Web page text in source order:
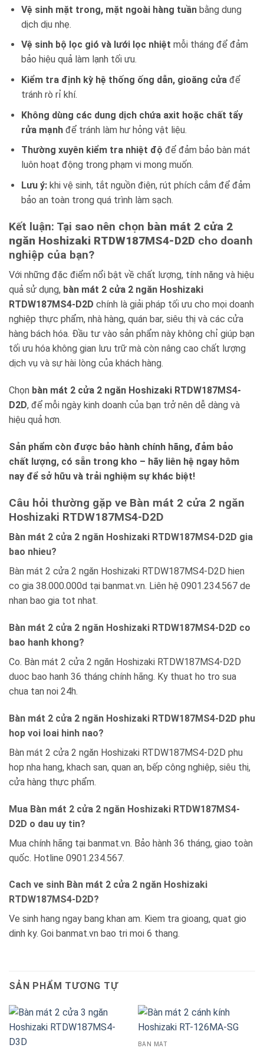
Vệ sinh mặt trong, mặt ngoài hàng tuầnbằng dung
dịch dịu nhẹ.
Vệ sinh bộ lọc gió và lưới lọc nhiệt mỗi tháng để đảm
bảo hiệu quả làm lạnh tối ưu.
Kiểm tra định kỳ hệ thống ống dẫn, gioăng cửađể
tránh rò rỉ khí.
Không dùng các dung dịch chứa axit hoặc chất tẩy
rửa mạnhđể tránh làm hư hỏng vật liệu.
Thường xuyên kiểm tra nhiệt độ để đảm bảo bàn mát
luôn hoạt động trong phạm vi mong muốn.
Lưu ý:khi vệ sinh, tắt nguồn điện, rút phích cắm để đảm
bảo an toàn trong quá trình làm sạch.
Kết luận: Tại sao nên chọn bàn mát 2 cửa 2
ngăn Hoshizaki RTDW187MS4-D2D cho doanh
nghiệp của bạn?
Với những đặc điểm nổi bật về chất lượng, tính năng và hiệu
quả sử dụng, bàn mát 2 cửa 2 ngăn Hoshizaki
RTDW187MS4-D2D chính là giải pháp tối ưu cho mọi doanh
nghiệp thực phẩm, nhà hàng, quán bar, siêu thị và các cửa
hàng bách hóa. Đầu tư vào sản phẩm này không chỉ giúp bạn
tối ưu hóa không gian lưu trữ mà còn nâng cao chất lượng
dịch vụ và sự hài lòng của khách hàng.
Chọn bàn mát 2 cửa 2 ngăn Hoshizaki RTDW187MS4-
D2D, để mỗi ngày kinh doanh của bạn trở nên dễ dàng và
hiệu quả hơn.
Sản phẩm còn được bảo hành chính hãng, đảm bảo
chất lượng, có sẵn trong kho – hãy liên hệ ngay hôm
nay để sở hữu và trải nghiệm sự khác biệt!
Câu hỏi thường gặp ve Bàn mát 2 cửa 2 ngăn
Hoshizaki RTDW187MS4-D2D
Bàn mát 2 cửa 2 ngăn Hoshizaki RTDW187MS4-D2D gia
bao nhieu?
Bàn mát 2 cửa 2 ngăn Hoshizaki RTDW187MS4-D2D hien
co gia 38.000.000d tại banmat.vn. Liên hệ 0901.234.567 de
nhan bao gia tot nhat.
Bàn mát 2 cửa 2 ngăn Hoshizaki RTDW187MS4-D2D co
bao hanh khong?
Co. Bàn mát 2 cửa 2 ngăn Hoshizaki RTDW187MS4-D2D
duoc bao hanh 36 tháng chính hãng. Ky thuat ho tro sua
chua tan noi 24h.
Bàn mát 2 cửa 2 ngăn Hoshizaki RTDW187MS4-D2D phu
hop voi loai hinh nao?
Bàn mát 2 cửa 2 ngăn Hoshizaki RTDW187MS4-D2D phu
hop nha hang, khach san, quan an, bếp công nghiệp, siêu thị,
cửa hàng thực phẩm.
Mua Bàn mát 2 cửa 2 ngăn Hoshizaki RTDW187MS4-
D2D o dau uy tin?
Mua chính hãng tại banmat.vn. Bảo hành 36 tháng, giao toàn
quốc. Hotline 0901.234.567.
Cach ve sinh Bàn mát 2 cửa 2 ngăn Hoshizaki
RTDW187MS4-D2D?
Ve sinh hang ngay bang khan am. Kiem tra gioang, quat gio
dinh ky. Goi banmat.vn bao tri moi 6 thang.
SẢN PHẨM TƯƠNG TỰ
BÀN MÁT